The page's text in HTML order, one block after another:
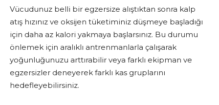
Vücudunuz belli bir egzersize alıştıktan sonra kalp
atış hızınız ve oksijen tüketiminiz düşmeye başladığı
için daha az kalori yakmaya başlarsınız. Bu durumu
önlemek için aralıklı antrenmanlarla çalışarak
yoğunluğunuzu arttırabilir veya farklı ekipman ve
egzersizler deneyerek farklı kas gruplarını
hedefleyebilirsiniz.